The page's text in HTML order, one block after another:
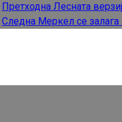
Претходна Лесната
Следна Меркел се залага